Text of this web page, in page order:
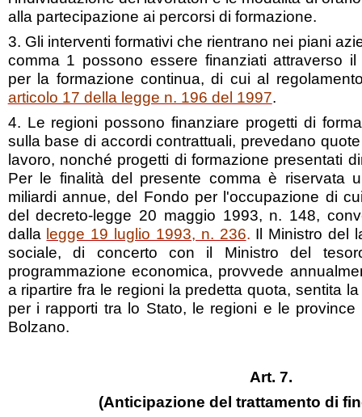
alla partecipazione ai percorsi di formazione.
3. Gli interventi formativi che rientrano nei piani
comma 1 possono essere finanziati attraverso il
per la formazione continua, di cui al
articolo 17 della legge n. 196 del 1997.
4. Le regioni possono finanziare progetti di
sulla base di accordi contrattuali, prevedano
lavoro, nonché progetti di formazione presentati
Per le finalità del presente comma è riservata
miliardi annue, del Fondo per l'occupazione di
del decreto-legge 20 maggio 1993, n. 148,
dalla legge 19 luglio 1993, n. 236. Il Ministro del
sociale, di concerto con il Ministro del
programmazione economica, provvede
a ripartire fra le regioni la predetta quota, sentita
per i rapporti tra lo Stato, le regioni e le
Bolzano.
Art. 7.
(Anticipazione del trattamento di